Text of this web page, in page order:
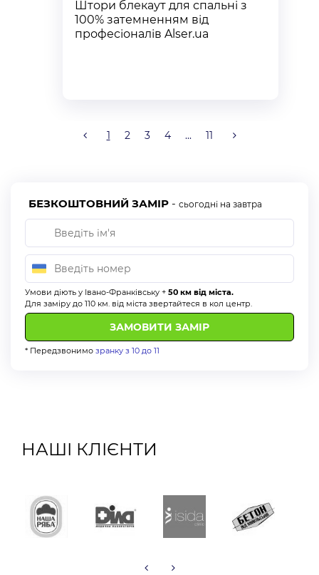
Штори блекаут для спальні з
100% затемненням від
професіоналів Alser.ua
1 2 3 4 ... 11
БЕЗКОШТОВНИЙ ЗАМІР - сьогодні на завтра
Умови діють у Івано-Франківську + 50 км від міста.
Для заміру до 110 км. від міста звертайтеся в кол центр.
* Передзвонимо зранку з 10 до 11
НАШІ КЛІЄНТИ